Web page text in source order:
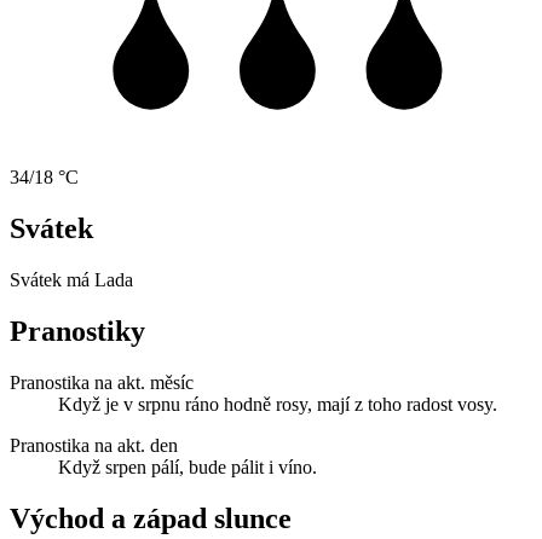
34/18 °C
Svátek
Svátek má Lada
Pranostiky
Pranostika na akt. měsíc
Když je v srpnu ráno hodně rosy, mají z toho radost vosy.
Pranostika na akt. den
Když srpen pálí, bude pálit i víno.
Východ a západ slunce